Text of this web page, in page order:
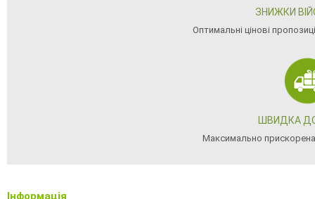
ЗНИЖКИ
Оптимальні цінові
ШВИДКА
Максимально
Інформація